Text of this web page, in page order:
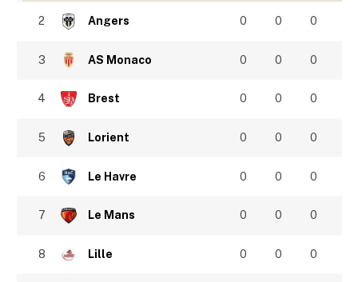
2 Angers 0 0 0
3 AS Monaco 0 0 0
4 Brest 0 0 0
5 Lorient 0 0 0
6 Le Havre 0 0 0
7 Le Mans 0 0 0
8 Lille 0 0 0